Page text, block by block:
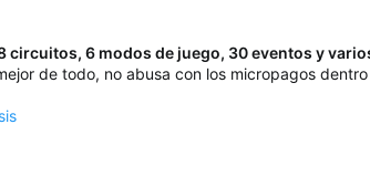
circuitos, 6 modos de juego, 30 eventos y
de todo, no abusa con los micropagos